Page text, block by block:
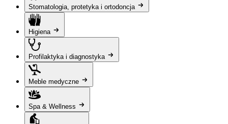
Stomatologia, protetyka i ortodoncja
Higiena
Profilaktyka i diagnostyka
Meble medyczne
Spa & Wellness